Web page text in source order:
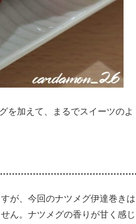
を加えて、まるでスイーツのよ
が、今回のナツメグ伊達巻きは
ん。ナツメグの香りが甘く感じ